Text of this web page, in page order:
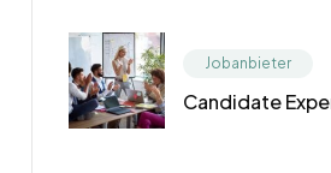
Jobanbieter
Candidate